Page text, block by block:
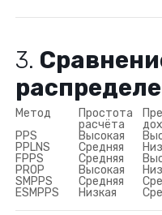
3.
Метод
Простота
расчёта
PPS
Высокая
PPLNS
Средняя
FPPS
Средняя
PROP
Высокая
SMPPS
Средняя
ESMPPS
Низкая